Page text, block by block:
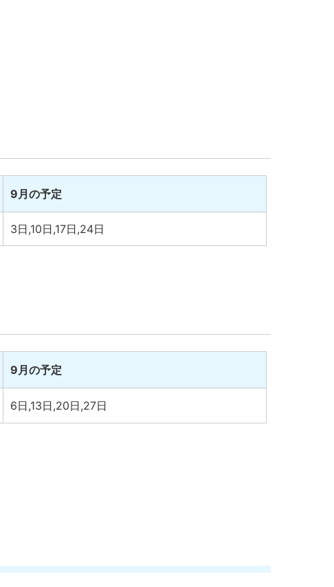
9月の予定
3日,10日,17日,24日
9月の予定
6日,13日,20日,27日